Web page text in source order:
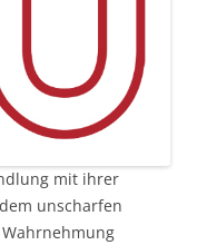
mit ihrer
unscharfen